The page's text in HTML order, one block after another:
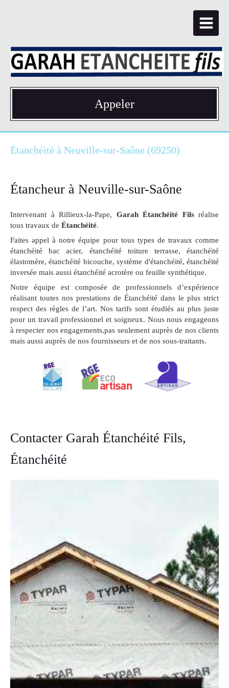
Appeler
Étanchéité à Neuville-sur-Saône (69250)
Étancheur à Neuville-sur-Saône
Intervenant à Rillieux-la-Pape, Garah Étanchéité Filsréalise
tous travaux de Étanchéité.
Faites appel à notre équipe pour tous types de travaux comme
étanchéité bac acier, étanchéité toiture terrasse, étanchéité
élastomère, étanchéité bicouche, système d'étanchéité, étanchéité
inversée mais aussi étanchéité acrotère ou feuille synthétique.
Notre équipe est composée de professionnels d’expérience
réalisant toutes nos prestations de Étanchéité dans le plus strict
respect des règles de l’art. Nos tarifs sont étudiés au plus juste
pour un travail professionnel et soigneux. Nous nous engageons
à respecter nos engagements,pas seulement auprès de nos clients
mais aussi auprès de nos fournisseurs et de nos sous-traitants.
Contacter Garah Étanchéité Fils,
Étanchéité